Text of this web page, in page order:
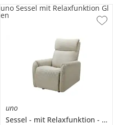
uno
Sessel
mit Relaxfunktion
uno Sessel mit Relaxfunktion Gl
en